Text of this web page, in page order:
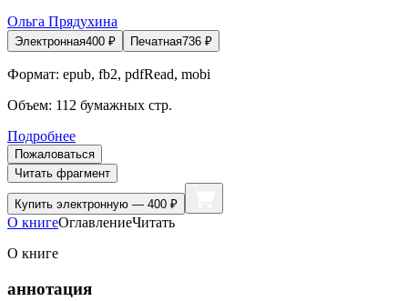
Ольга Прядухина
Электронная400 ₽ Печатная736 ₽
Формат: epub, fb2, pdfRead, mobi
Объем: 112 бумажных стр.
Подробнее
Пожаловаться
Читать фрагмент
Купить электронную — 400 ₽
О книгеОглавлениеЧитать
О книге
аннотация